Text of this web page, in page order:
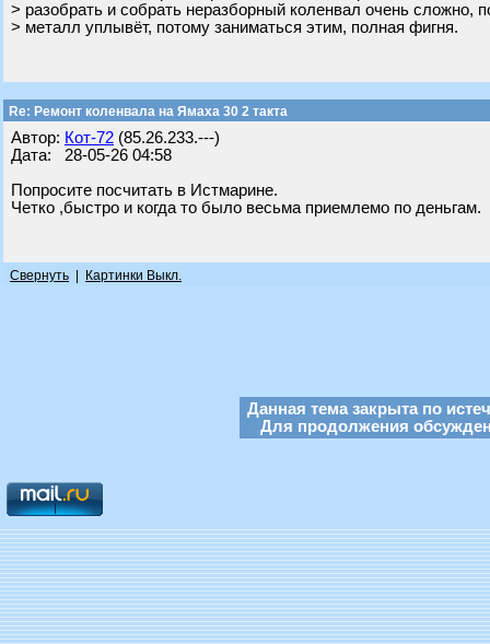
> разобрать и собрать неразборный коленвал очень сложно,
> металл уплывёт, потому заниматься этим, полная фигня.
Re: Ремонт коленвала на Ямаха 30 2 такта
Автор: Кот-72 (85.26.233.---)
Дата: 28-05-26 04:58
Попросите посчитать в Истмарине.
Четко ,быстро и когда то было весьма приемлемо по деньгам.
Свернуть Картинки Выкл.
Данная тема закрыта по
Для продолжения